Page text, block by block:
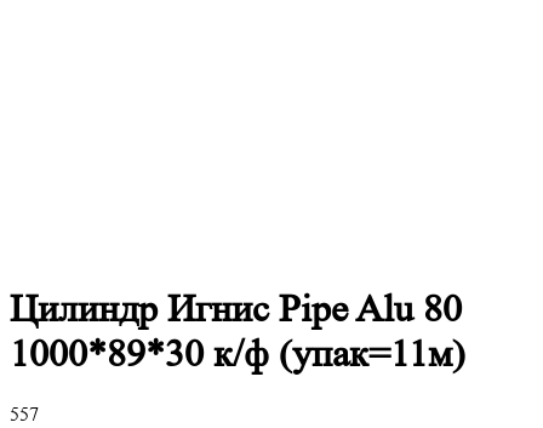
Цилиндр Игнис Pipe Alu 80
1000*89*30 к/ф (упак=11м)
557